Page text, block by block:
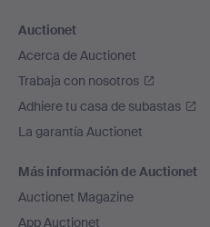
Auctionet
Acerca de Auctionet
Trabaja con nosotros
Adhiere tu casa de subastas
La garantía Auctionet
Más información de Auctionet
Auctionet Magazine
App Auctionet